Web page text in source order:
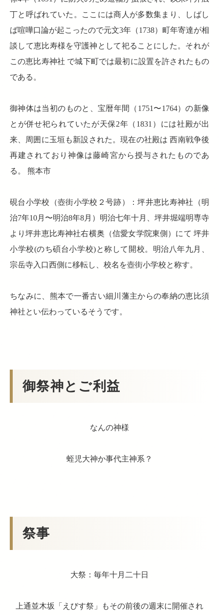
丁と呼ばれていた。ここには商人が多数集まり、しばし
ば喧嘩口論が起こったので元文3年（1738）町年寄達が相
談して恵比寿様を守護神として祀ることにした。それが
この恵比寿神社 で城下町では最初に設置を許されたもの
である。
御神体は当初のものと、宝暦年間（1751〜1764）の新像
とが併せ祀られていたが天保2年（1831）には社殿が出
来、周囲に玉垣も新設された。現在の社殿は 西南戦争後
再建されており神像は藤崎宮から授与されたものであ
る。 熊本市
硯台小学校（壺街小学校２号跡）：坪井恵比寿神社（明
治7年10月〜明治8年8月）明治七年十月、坪井堀端明専寺
より坪井恵比寿神社右横奥（信愛女学院東側）にて 坪井
小学校(のち碩台小学校)と称して開校。明治八年九月、
宗岳寺入口西側に移転し、校名を壺街小学校と称す。
ちなみに、熊本で一番古い細川藩主からの奉納の恵比須
神社とい伝わっているそうです。
御祭神とご利益
なんの神様
蛭児大神か事代主神系？
祭事
大祭：毎年十月二十日
上通並木坂「えびす祭」もその前後の週末に開催され